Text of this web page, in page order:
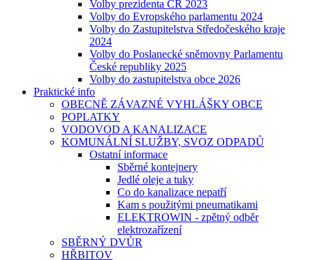
Volby prezidenta ČR 2023
Volby do Evropského parlamentu 2024
Volby do Zastupitelstva Středočeského kraje
2024
Volby do Poslanecké sněmovny Parlamentu
České republiky 2025
Volby do zastupitelstva obce 2026
Praktické info
OBECNĚ ZÁVAZNÉ VYHLÁŠKY OBCE
POPLATKY
VODOVOD A KANALIZACE
KOMUNÁLNÍ SLUŽBY, SVOZ ODPADŮ
Ostatní informace
Sběrné kontejnery
Jedlé oleje a tuky
Co do kanalizace nepatří
Kam s použitými pneumatikami
ELEKTROWIN - zpětný odběr
elektrozařízení
SBĚRNÝ DVŮR
HŘBITOV